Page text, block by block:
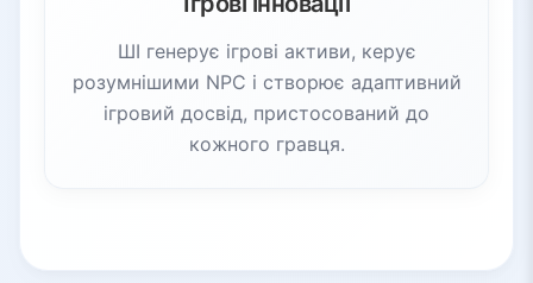
ШІ генерує ігрові активи, керує
розумнішими NPC і створює адаптивний
ігровий досвід, пристосований до
кожного гравця.